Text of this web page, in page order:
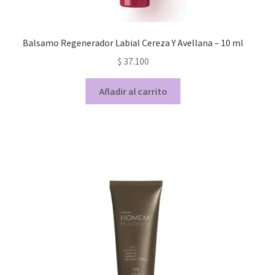
Balsamo Regenerador Labial Cereza Y Avellana – 10 ml
$ 37.100
Añadir al carrito